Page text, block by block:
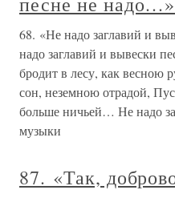
68. «Не надо заглавий и
надо заглавий и вывески
бродит в лесу, как весною
сон, неземною отрадой,
больше ничьей… Не надо
музыки
87. «Так,